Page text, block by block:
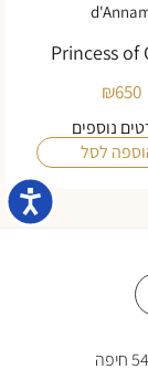
Princess of
₪650
נוספים
לסל